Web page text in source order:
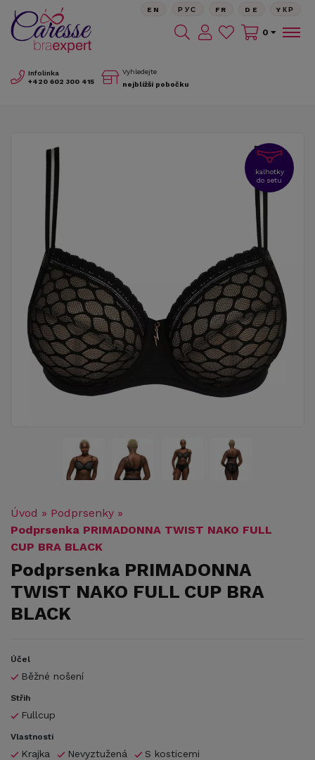
Infolinka
+420 602 300 415
Vyhledejte
nejbližší pobočku
EN РУС FR DE YКР
0
kalhotky
do setu
Úvod » Podprsenky »
Podprsenka PRIMADONNA TWIST NAKO FULL
CUP BRA BLACK
Podprsenka PRIMADONNA
TWIST NAKO FULL CUP BRA
BLACK
Účel
Běžné nošení
Střih
Fullcup
Vlastnosti
Krajka Nevyztužená S kosticemi